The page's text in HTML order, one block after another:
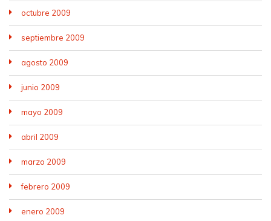
octubre 2009
septiembre 2009
agosto 2009
junio 2009
mayo 2009
abril 2009
marzo 2009
febrero 2009
enero 2009